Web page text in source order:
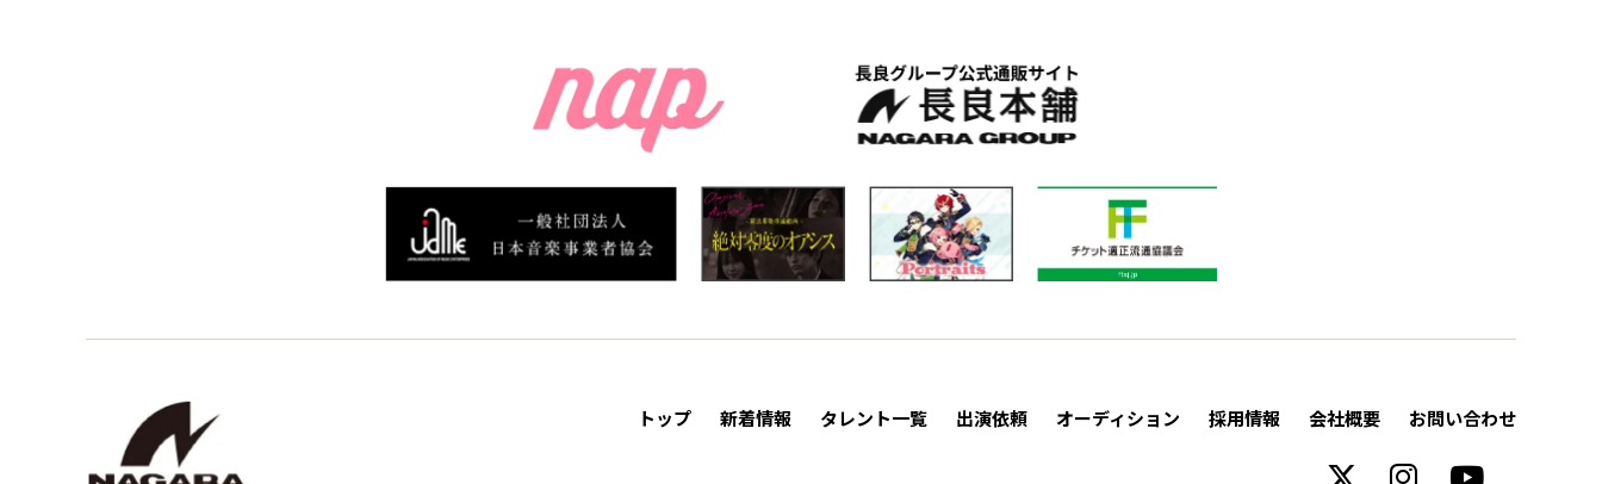
トップ 新着情報 タレント一覧 出演依頼 オーディション 採用情報 会社概要 お問い合わせ